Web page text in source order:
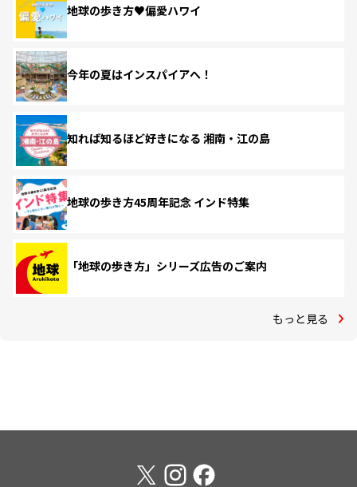
地球の歩き方♥偏愛ハワイ
今年の夏はインスパイアへ！
知れば知るほど好きになる 湘南・江の島
地球の歩き方45周年記念 インド特集
「地球の歩き方」シリーズ広告のご案内
もっと見る